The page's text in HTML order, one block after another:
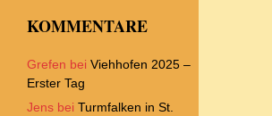
KOMMENTARE
Grefen bei Viehhofen 2025 –
Erster Tag
Jens bei Turmfalken in St.